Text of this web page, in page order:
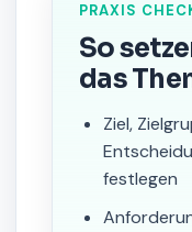
PRAXIS
So
das
Ziel,
festlegen